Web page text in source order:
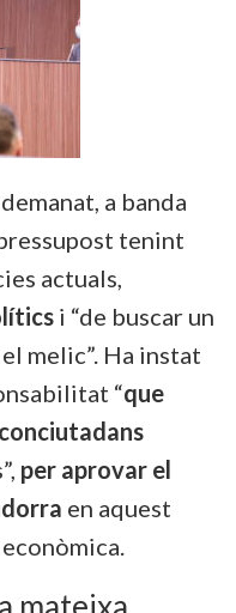
a banda
tenint
actuals,
i “de buscar un
melic”. Ha instat
“que
per aprovar el
en aquest